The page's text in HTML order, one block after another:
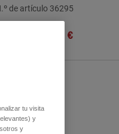
de artículo 36295
Price reduced from
20,99 €
Talla
Única
tu visita
y
y